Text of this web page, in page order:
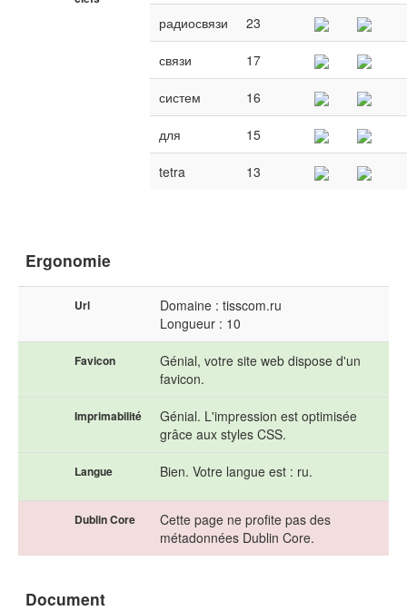
радиосвязи 23
связи 17
систем 16
для 15
tetra 13
Ergonomie
Url
Domaine : tisscom.ru
Longueur : 10
Favicon
Génial, votre site web dispose d'un
favicon.
Imprimabilité
Génial. L'impression est optimisée
grâce aux styles CSS.
Langue Bien. Votre langue est : ru.
Dublin Core
Cette page ne profite pas des
métadonnées Dublin Core.
Document